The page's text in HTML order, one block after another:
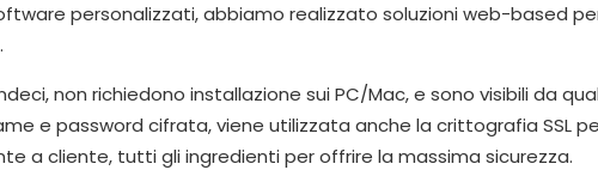
personalizzati, abbiamo realizzato soluzioni web-based
non richiedono installazione sui PC/Mac, e sono visibili da
e password cifrata, viene utilizzata anche la crittografia SSL
a cliente, tutti gli ingredienti per offrire la massima sicurezza.